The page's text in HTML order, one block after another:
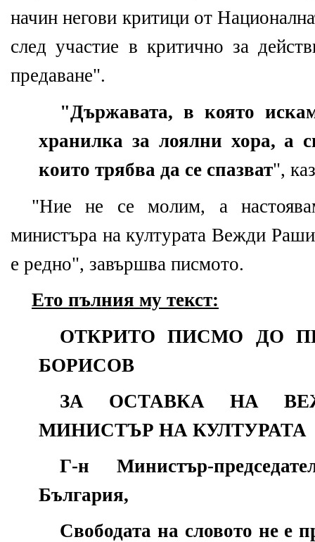
начин негови критици от
след участие в критично за
предаване".
"Държавата, в която
хранилка за лоялни хора, а
които трябва да се спазват",
"Ние не се молим, а
министъра на културата Вежди
е редно", завършва писмото.
Ето пълния му текст:
ОТКРИТО ПИСМО ДО
БОРИСОВ
ЗА ОСТАВКА НА
МИНИСТЪР НА КУЛТУРАТА
Г-н Министър-
България,
Свободата на словото не е